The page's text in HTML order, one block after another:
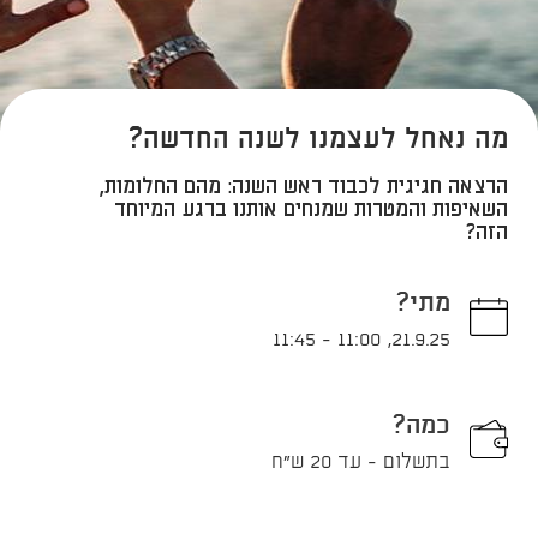
מה נאחל לעצמנו לשנה החדשה?
הרצאה חגיגית לכבוד ראש השנה: מהם החלומות,
השאיפות והמטרות שמנחים אותנו ברגע המיוחד
הזה?​
מתי?
21.9.25
,
11:00
-
11:45
כמה?
בתשלום - עד 20 ש"ח